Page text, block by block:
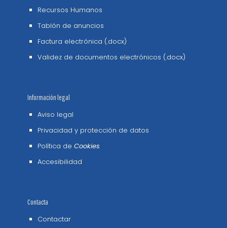
Recursos Humanos
Tablón de anuncios
Factura electrónica (.docx)
Validez de documentos electrónicos (.docx)
Información legal
Aviso legal
Privacidad y protección de datos
Política de Cookies
Accesibilidad
Contacta
Contactar